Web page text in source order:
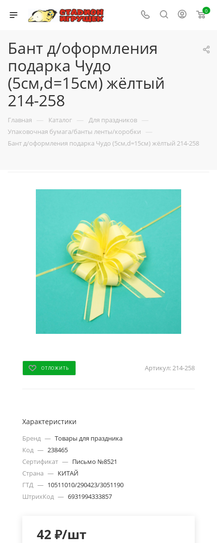
0
Бант д/оформления
подарка Чудо
(5см,d=15см) жёлтый
214-258
Главная — Каталог — Для праздников —
Упаковочная бумага/банты ленты/коробки —
Бант д/оформления подарка Чудо (5см,d=15см) жёлтый 214-258
ОТЛОЖИТЬ Артикул:214-258
Характеристики
Бренд — Товары для праздника
Код — 238465
Сертификат — Письмо №8521
Страна — КИТАЙ
ГТД — 10511010/290423/3051190
ШтрихКод — 6931994333857
42 ₽/шт